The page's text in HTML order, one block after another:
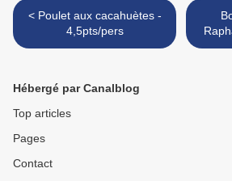
< Poulet aux cacahuètes -
4,5pts/pers
Hébergé par Canalblog
Top articles
Pages
Contact